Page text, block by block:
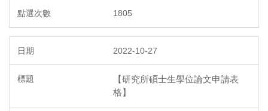
1805
2022-10-27
【研究所碩士生學位論文申請表
格】